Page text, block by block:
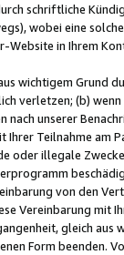
schriftliche
wobei eine
Website in Ihrem
wichtigem Grund
verletzen; (b)
unserer
Teilnahme am
illegale
von den
Vereinbarung mit
gleich
Form beenden.